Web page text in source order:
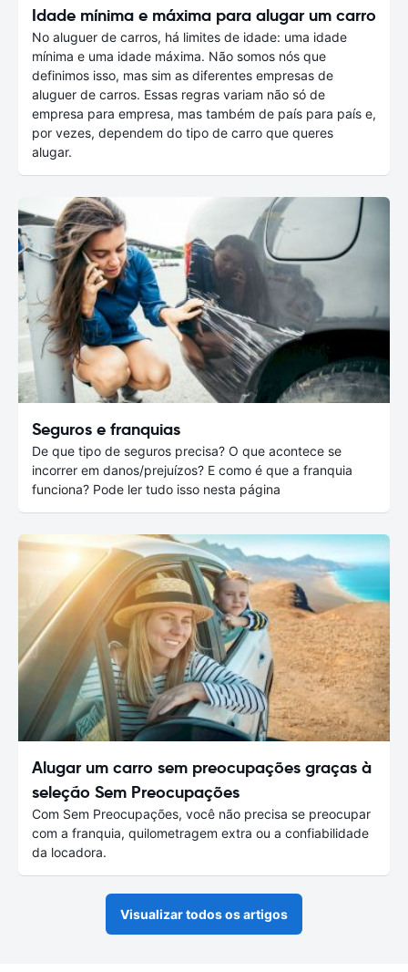
Idade mínima e máxima para alugar um carro
No aluguer de carros, há limites de idade: uma idade
mínima e uma idade máxima. Não somos nós que
definimos isso, mas sim as diferentes empresas de
aluguer de carros. Essas regras variam não só de
empresa para empresa, mas também de país para país e,
por vezes, dependem do tipo de carro que queres
alugar.
Seguros e franquias
De que tipo de seguros precisa? O que acontece se
incorrer em danos/prejuízos? E como é que a franquia
funciona? Pode ler tudo isso nesta página
Alugar um carro sem preocupações graças à
seleção Sem Preocupações
Com Sem Preocupações, você não precisa se preocupar
com a franquia, quilometragem extra ou a confiabilidade
da locadora.
Visualizar todos os artigos